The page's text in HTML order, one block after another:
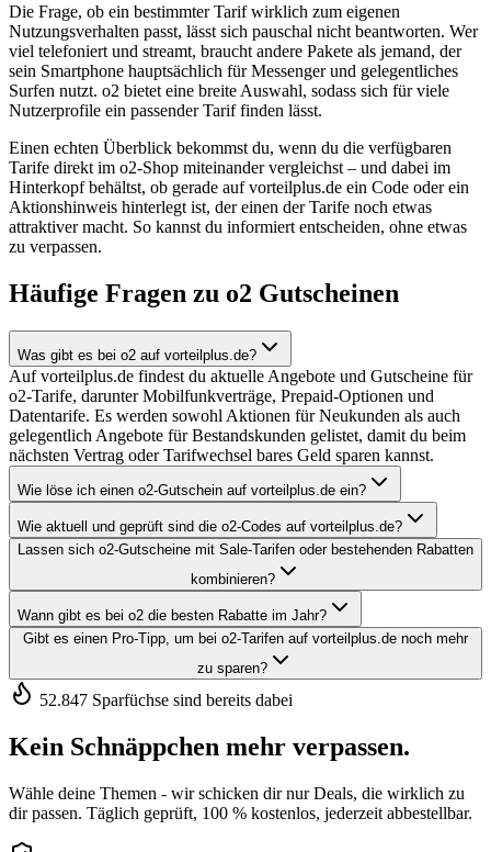
Die Frage, ob ein bestimmter Tarif wirklich zum eigenen
Nutzungsverhalten passt, lässt sich pauschal nicht beantworten. Wer
viel telefoniert und streamt, braucht andere Pakete als jemand, der
sein Smartphone hauptsächlich für Messenger und gelegentliches
Surfen nutzt. o2 bietet eine breite Auswahl, sodass sich für viele
Nutzerprofile ein passender Tarif finden lässt.
Einen echten Überblick bekommst du, wenn du die verfügbaren
Tarife direkt im o2-Shop miteinander vergleichst – und dabei im
Hinterkopf behältst, ob gerade auf vorteilplus.de ein Code oder ein
Aktionshinweis hinterlegt ist, der einen der Tarife noch etwas
attraktiver macht. So kannst du informiert entscheiden, ohne etwas
zu verpassen.
Häufige Fragen zu o2 Gutscheinen
Was gibt es bei o2 auf vorteilplus.de?
Auf vorteilplus.de findest du aktuelle Angebote und Gutscheine für
o2-Tarife, darunter Mobilfunkverträge, Prepaid-Optionen und
Datentarife. Es werden sowohl Aktionen für Neukunden als auch
gelegentlich Angebote für Bestandskunden gelistet, damit du beim
nächsten Vertrag oder Tarifwechsel bares Geld sparen kannst.
Wie löse ich einen o2-Gutschein auf vorteilplus.de ein?
Wie aktuell und geprüft sind die o2-Codes auf vorteilplus.de?
Lassen sich o2-Gutscheine mit Sale-Tarifen oder bestehenden Rabatten
kombinieren?
Wann gibt es bei o2 die besten Rabatte im Jahr?
Gibt es einen Pro-Tipp, um bei o2-Tarifen auf vorteilplus.de noch mehr
zu sparen?
52.847 Sparfüchse sind bereits dabei
Kein Schnäppchen mehr verpassen.
Wähle deine Themen - wir schicken dir nur Deals, die wirklich zu
dir passen. Täglich geprüft, 100 % kostenlos, jederzeit abbestellbar.